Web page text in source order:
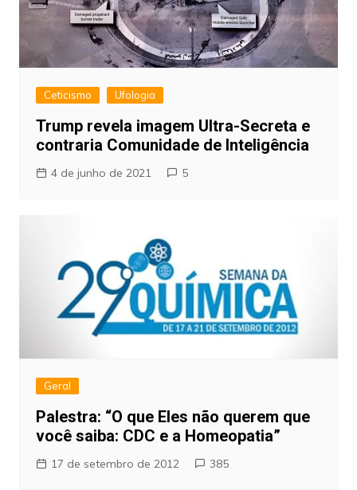
Ceticismo Ufologia
Trump revela imagem Ultra-Secreta e
contraria Comunidade de Inteligência
4 de junho de 2021 5
Geral
Palestra: “O que Eles não querem que
você saiba: CDC e a Homeopatia”
17 de setembro de 2012 385